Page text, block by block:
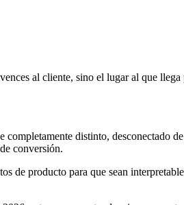
al cliente, sino el lugar al que
distinto, desconectado
conversión.
de producto para que sean